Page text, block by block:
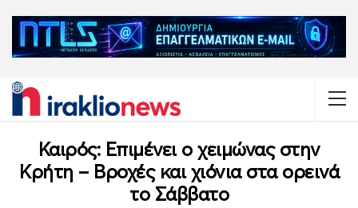
Καιρός: Επιμένει ο χειμώνας στην
Κρήτη – Βροχές και χιόνια στα ορεινά
το Σάββατο